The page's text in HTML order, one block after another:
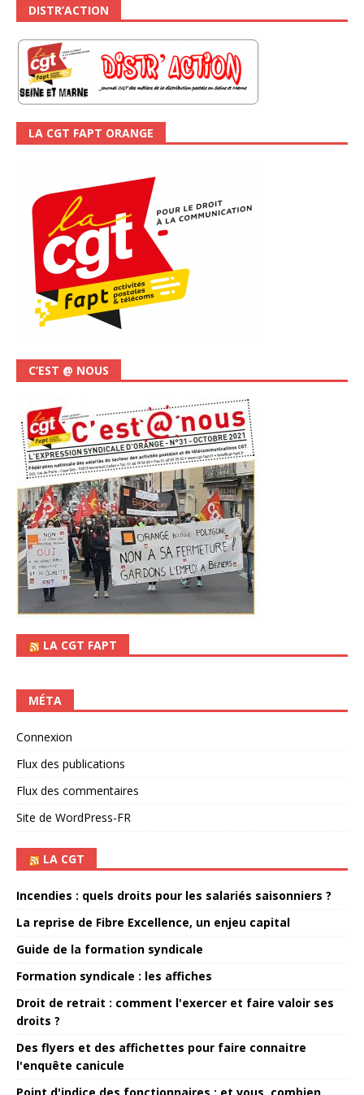
DISTR’ACTION
LA CGT FAPT ORANGE
C’EST @ NOUS
LA CGT FAPT
MÉTA
Connexion
Flux des publications
Flux des commentaires
Site de WordPress-FR
LA CGT
Incendies : quels droits pour les salariés saisonniers ?
La reprise de Fibre Excellence, un enjeu capital
Guide de la formation syndicale
Formation syndicale : les affiches
Droit de retrait : comment l'exercer et faire valoir ses
droits ?
Des flyers et des affichettes pour faire connaitre
l'enquête canicule